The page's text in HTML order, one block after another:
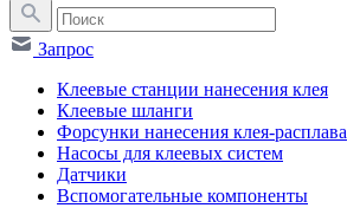
Запрос
Клеевые станции нанесения клея
Клеевые шланги
Форсунки нанесения клея-расплава
Насосы для клеевых систем
Датчики
Вспомогательные компоненты